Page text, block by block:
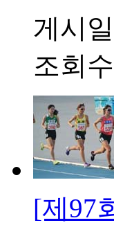
게시
조회
[제97